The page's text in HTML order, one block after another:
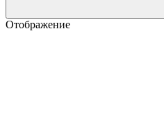
Отображение